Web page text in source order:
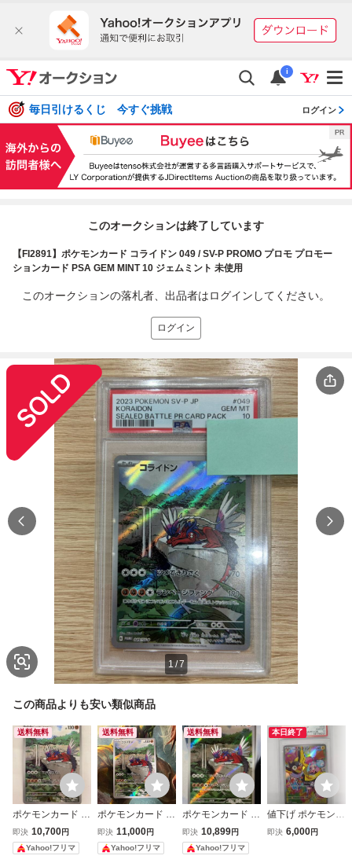
i
毎日引けるくじ 今すぐ挑戦 ログイン
このオークションは終了しています
【FI2891】ポケモンカード コライドン 049 / SV-P PROMO プロモ プロモー
ションカード PSA GEM MINT 10 ジェムミント 未使用
このオークションの落札者、出品者はログインしてください。
ログイン
1/7
この商品よりも安い類似商品
送料無料
ポケモンカード コ
ライドン 049/SV-
P プロモ AR
即決 10,700円
Yahoo!フリマ
送料無料
ポケモンカード コ
ライドン 049/SV-
P プロモ AR
即決 11,000円
Yahoo!フリマ
送料無料
ポケモンカード コ
ライドン 049/SV-
P プロモ AR シー
ルド戦
即決 10,899円
Yahoo!フリマ
本日終了
値下げ ポケモンカ
ードゲーム I PRO
即決 6,000円